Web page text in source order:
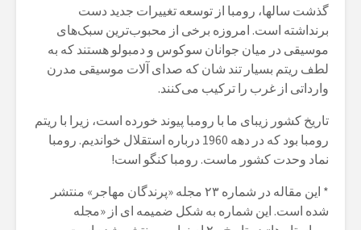
گذشت سالها، رومبا از توسعه تغییرات جدید دست
برنداشته است. امروزه برخی از محبوب‌ترین سبک‌های
موسیقی در میان جوانان سوکوس و دمبولو هستند که به
لطف ریتم بسیار تند شان که صدای آلات موسیقی مدرن
وارداتی از غرب را ترکیب می‌کنند.
تاریخ کشور زیبای ما با رومبا پیوند خورده است، زیرا با ریتم
رومبا بود که در دهه 1960 درباره استقلال خواندیم. رومبا
نماد وحدت کشور ماست. رومبا کنگو است!
* این مقاله در شماره ۲۳ مجله «پرندگان مهاجر» منتشر
شده است. این شماره به شکل ضمیمه ای از «مجله